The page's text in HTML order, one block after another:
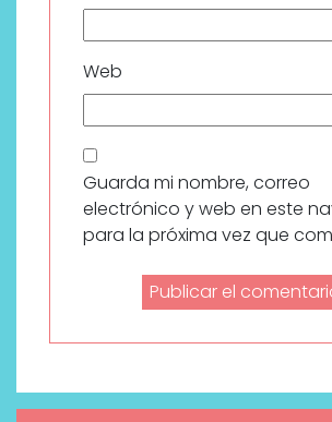
Web
Guarda mi nombre, correo
electrónico y web en este
para la próxima vez que